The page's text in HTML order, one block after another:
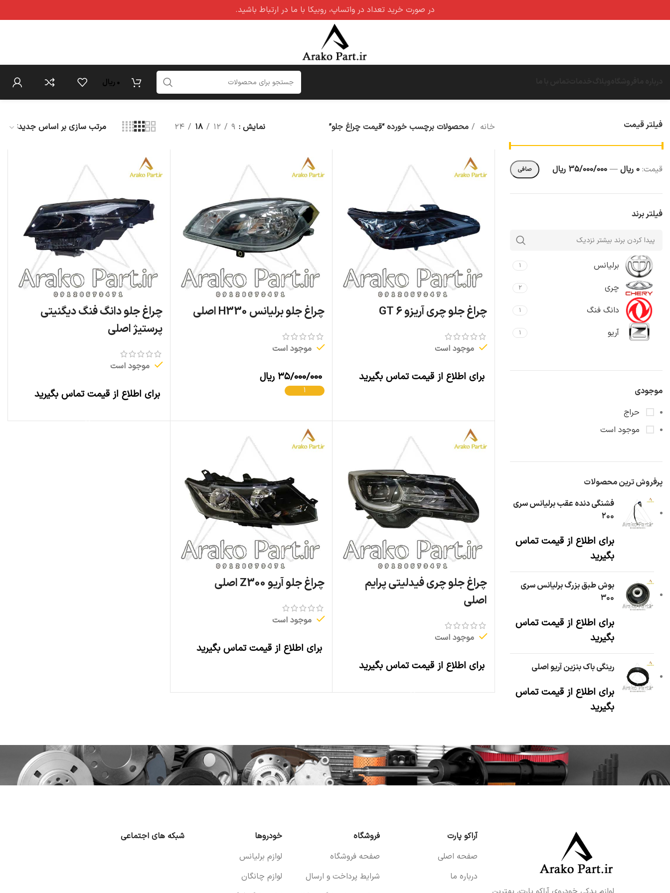
۰ ریال
فیلتر قیمت
صافی قيمت: 0 ریال — 35/000/000 ریال
فیلتر برند
برلیانس ۱
چری ۲
دانگ فنگ ۱
آریو ۱
موجودی
حراج
موجود است
پرفروش ترین محصولات
فشنگی دنده عقب برلیانس سری
۲۰۰
برای اطلاع از قیمت تماس
بگیرید
بوش طبق بزرگ برلیانس سری
۳۰۰
برای اطلاع از قیمت تماس
بگیرید
رینگی باک بنزین آریو اصلی
برای اطلاع از قیمت تماس
بگیرید
خانه محصولات برچسب خورده “قیمت چراغ جلو” نمایش ۹ ۱۲ ۱۸ ۲۴
چراغ جلو چری آریزو 6 GT
موجود است
برای اطلاع از قیمت تماس بگیرید
چراغ جلو برلیانس H330 اصلی
موجود است
۳۵/۰۰۰/۰۰۰ ریال
چراغ جلو دانگ فنگ دیگنیتی
پرستیژ اصلی
موجود است
برای اطلاع از قیمت تماس بگیرید
چراغ جلو چری فیدلیتی پرایم
اصلی
موجود است
برای اطلاع از قیمت تماس بگیرید
چراغ جلو آریو Z300 اصلی
موجود است
برای اطلاع از قیمت تماس بگیرید
آراکو پارت
صفحه اصلی
درباره ما
فروشگاه
صفحه فروشگاه
شرایط پرداخت و ارسال
خودروها
لوازم برلیانس
لوازم چانگان
شبکه های اجتماعی
در صورت خرید تعداد در واتساپ، روبیکا با ما در ارتباط باشید.